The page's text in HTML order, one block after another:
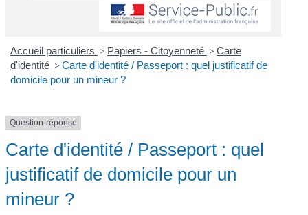
Accueil particuliers > Papiers - Citoyenneté > Carte
d'identité > Carte d'identité / Passeport : quel justificatif de
domicile pour un mineur ?
Question-réponse
Carte d'identité / Passeport : quel
justificatif de domicile pour un
mineur ?